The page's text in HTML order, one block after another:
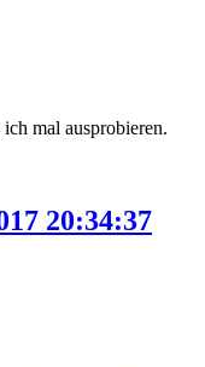
mal ausprobieren.
20:34:37